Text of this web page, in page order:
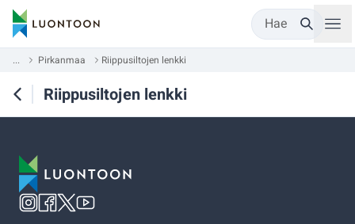
Hae
... Pirkanmaa Riippusiltojen lenkki
Riippusiltojen lenkki